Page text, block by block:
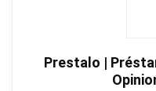
Prestalo |